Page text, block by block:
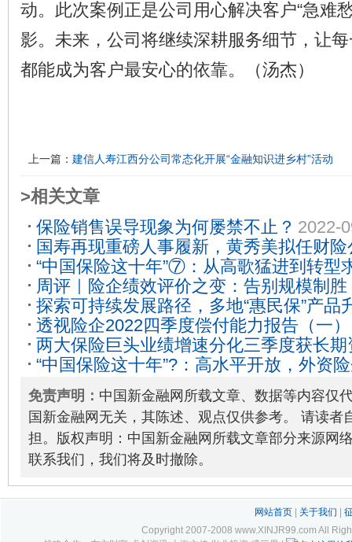
动。此次案例正是公司用心解决客户“急难
影。未来，公司将继续深耕服务细节，让
都能成为客户最安心的依靠。（汤杰）
上一篇： 建信人寿江西分公司常态化开展“金融知识进乡村”活动
>相关文章
保险销售误导现象为何屡禁不止？ 2022-
国寿再现重磅人事履新，黄秀美拟任财
01
“中国保险这十年”⑦：从高歌猛进到转型
行时！ 2022-08-08
周评｜险企绩效评价之变：告别规模制胜
探索可持续发展路径，多地“惠民保”产品
24
透视险企2022四季度偿付能力报告（一
能力下滑 24家因公司治理等五类风险不
两大保险巨头业绩增速分化三季度获长
28
“中国保险这十年”?：高水平开放，外资
2022-09-15
免责声明： 中国新金融网所载文章、数据等内容仅
国新金融网无关，其陈述、观点仅供参考。 请读者
担。版权声明：中国新金融网所载文章部分来源网
联系我们，我们将及时撤除。
网站首页| 关于我们
Copyright 2007-2008 www.XINJR99.com All